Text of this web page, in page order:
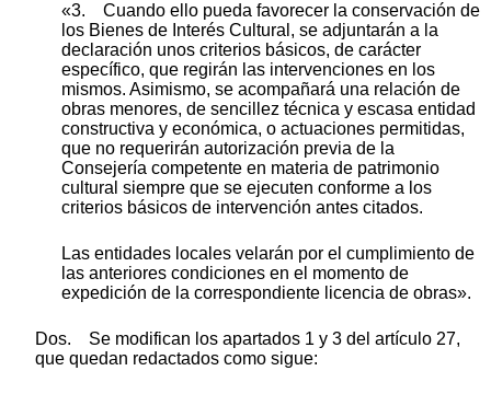
«3. Cuando ello pueda favorecer la conservación de
los Bienes de Interés Cultural, se adjuntarán a la
declaración unos criterios básicos, de carácter
específico, que regirán las intervenciones en los
mismos. Asimismo, se acompañará una relación de
obras menores, de sencillez técnica y escasa entidad
constructiva y económica, o actuaciones permitidas,
que no requerirán autorización previa de la
Consejería competente en materia de patrimonio
cultural siempre que se ejecuten conforme a los
criterios básicos de intervención antes citados.
Las entidades locales velarán por el cumplimiento de
las anteriores condiciones en el momento de
expedición de la correspondiente licencia de obras».
Dos. Se modifican los apartados 1 y 3 del artículo 27,
que quedan redactados como sigue: